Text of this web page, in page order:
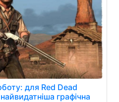
для Red Dead
графічна